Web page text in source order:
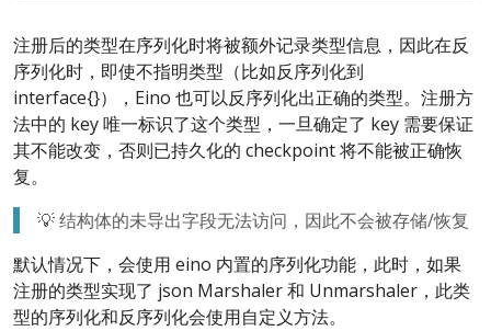
注册后的类型在序列化时将被额外记录类型信息，因此在反
序列化时，即使不指明类型（比如反序列化到
interface{}），Eino 也可以反序列化出正确的类型。注册方
法中的 key 唯一标识了这个类型，一旦确定了 key 需要保证
其不能改变，否则已持久化的 checkpoint 将不能被正确恢
复。
💡 结构体的未导出字段无法访问，因此不会被存储/恢复
默认情况下，会使用 eino 内置的序列化功能，此时，如果
注册的类型实现了 json Marshaler 和 Unmarshaler，此类
型的序列化和反序列化会使用自定义方法。